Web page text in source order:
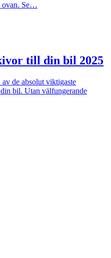
ovan. Se…
till din bil 2025
de absolut viktigaste
bil. Utan välfungerande